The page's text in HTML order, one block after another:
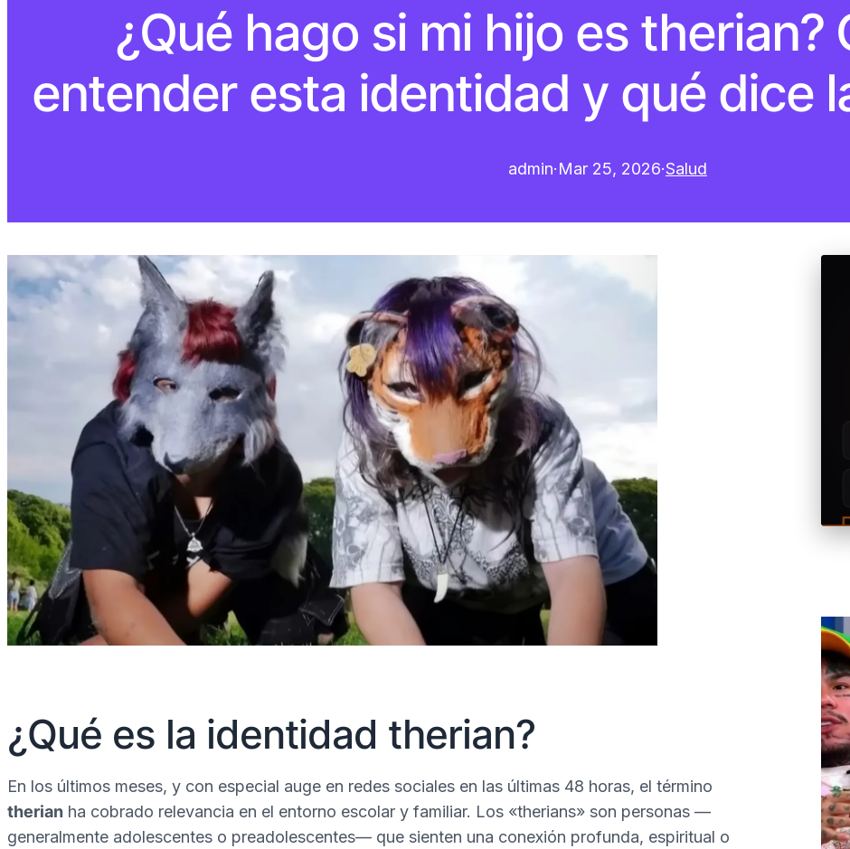
¿Qué hago si mi hijo es therian?
entender esta identidad y qué dice
admin·Mar 25, 2026·Salud
¿Qué es la identidad therian?
En los últimos meses, y con especial auge en redes sociales en las últimas 48 horas, el término
therian ha cobrado relevancia en el entorno escolar y familiar. Los «therians» son personas —
generalmente adolescentes o preadolescentes— que sienten una conexión profunda, espiritual o